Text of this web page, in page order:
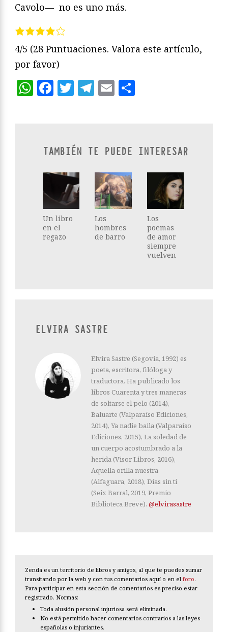
Cavolo— no es uno más.
4/5 (28 Puntuaciones. Valora este artículo,
por favor)
WhatsApp
Facebook
Twitter
Telegram
Email
TAMBIÉN TE PUEDE INTERESAR
Un libro
en el
regazo
Los
hombres
de barro
Los
poemas
de amor
siempre
vuelven
ELVIRA SASTRE
Elvira Sastre (Segovia, 1992) es
poeta, escritora, filóloga y
traductora. Ha publicado los
libros Cuarenta y tres maneras
de soltarse el pelo (2014),
Baluarte (Valparaíso Ediciones,
2014), Ya nadie baila (Valparaíso
Ediciones, 2015), La soledad de
un cuerpo acostumbrado a la
herida (Visor Libros, 2016),
Aquella orilla nuestra
(Alfaguara, 2018), Días sin ti
(Seix Barral, 2019, Premio
Biblioteca Breve). @elvirasastre
Zenda es un territorio de libros y amigos, al que te puedes sumar
transitando por la web y con tus comentarios aquí o en el foro.
Para participar en esta sección de comentarios es preciso estar
registrado. Normas:
Toda alusión personal injuriosa será eliminada.
No está permitido hacer comentarios contrarios a las leyes
españolas o injuriantes.